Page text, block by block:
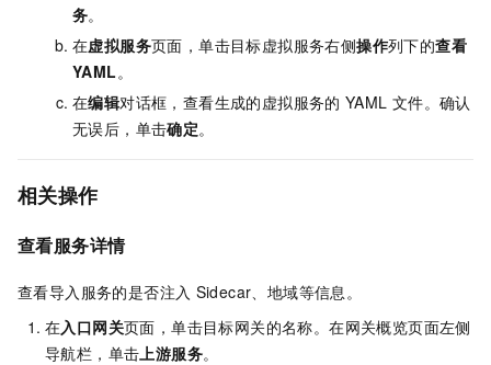
务。
在虚拟服务页面，单击目标虚拟服务右侧操作列下的查看
YAML 。
在编辑对话框，查看生成的虚拟服务的 YAML 文件。确认
无误后，单击确定。
相关操作
查看服务详情
查看导入服务的是否注入 Sidecar、地域等信息。
在入口网关页面，单击目标网关的名称。在网关概览页面左侧
导航栏，单击 上游服务。